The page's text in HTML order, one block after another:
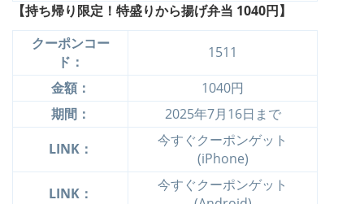
【持ち帰り限定！特盛りから揚げ弁当 1040円】
クーポンコー
ド：
1511
金額：
1040円
期間：
2025年7月16日まで
LINK：
今すぐクーポンゲット
(iPhone)
LINK：
今すぐクーポンゲット